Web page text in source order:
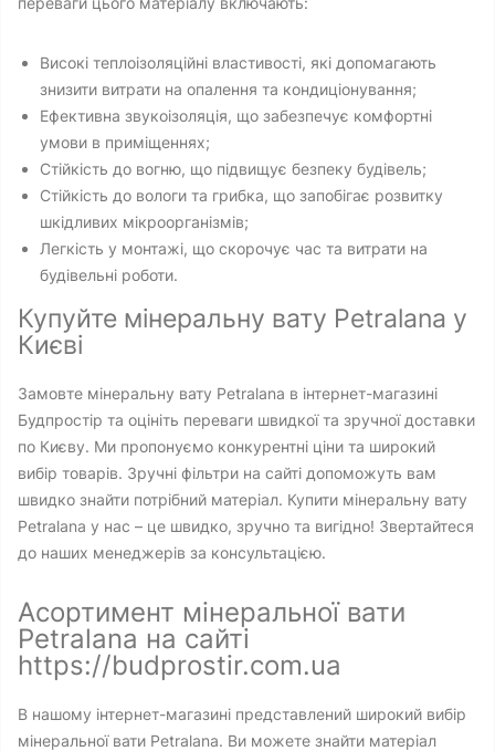
Високі теплоізоляційні властивості, які допомагають
знизити витрати на опалення та кондиціонування;
Ефективна звукоізоляція, що забезпечує комфортні
умови в приміщеннях;
Стійкість до вогню, що підвищує безпеку будівель;
Стійкість до вологи та грибка, що запобігає розвитку
шкідливих мікроорганізмів;
Легкість у монтажі, що скорочує час та витрати на
будівельні роботи.
Купуйте мінеральну вату Petralana у
Києві
Замовте мінеральну вату Petralana в інтернет-магазині
Будпростір та оцініть переваги швидкої та зручної доставки
по Києву. Ми пропонуємо конкурентні ціни та широкий
вибір товарів. Зручні фільтри на сайті допоможуть вам
швидко знайти потрібний матеріал. Купити мінеральну вату
Petralana у нас – це швидко, зручно та вигідно! Звертайтеся
до наших менеджерів за консультацією.
Асортимент мінеральної вати
Petralana на сайті
https://budprostir.com.ua
В нашому інтернет-магазині представлений широкий вибір
мінеральної вати Petralana. Ви можете знайти матеріал